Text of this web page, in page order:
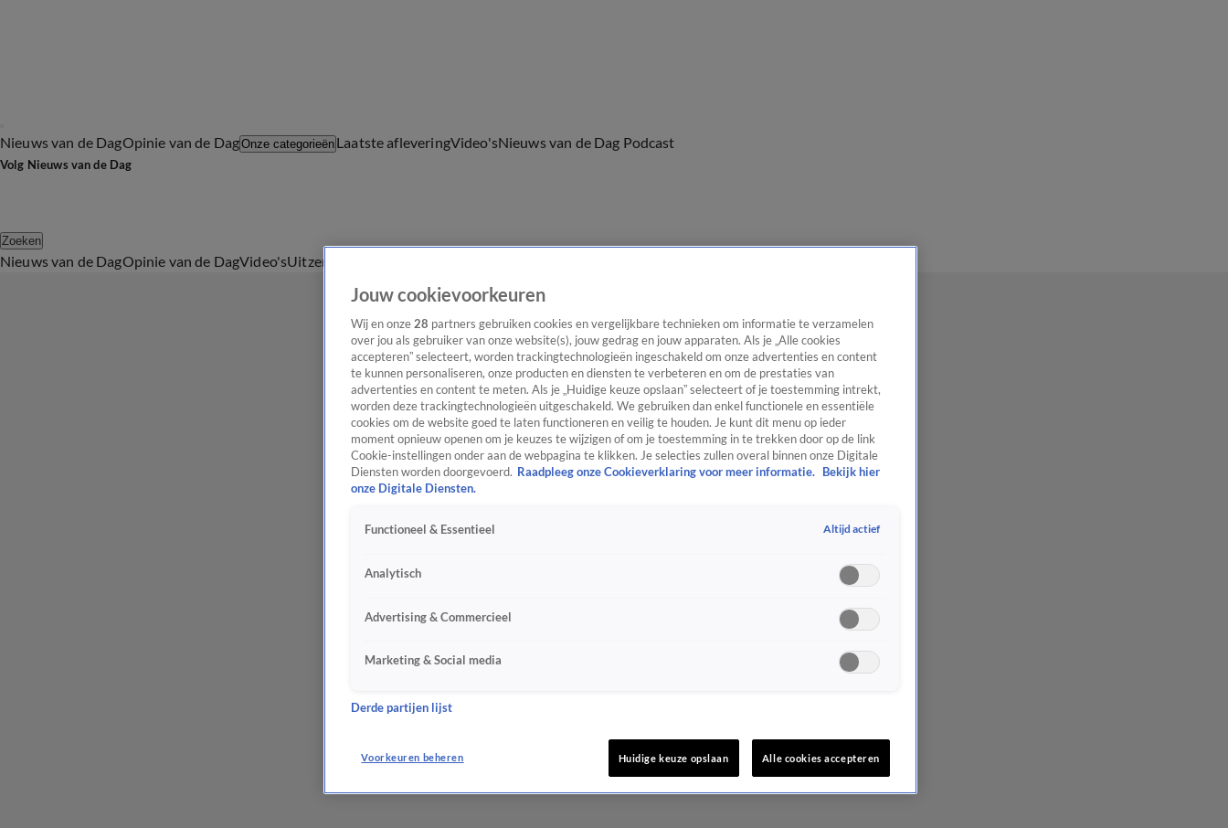
Nieuws van de DagOpinie van de DagOnze categorieën Laatste afleveringVideo'sNieuws van de Dag Podcast
Volg Nieuws van de Dag
Zoeken
Nieuws van de DagOpinie van de DagVideo'sUitzendingen
Jouw cookievoorkeuren
Wij en onze 28 partners gebruiken cookies en vergelijkbare technieken om informatie te verzamelen
over jou als gebruiker van onze website(s), jouw gedrag en jouw apparaten. Als je „Alle cookies
accepteren” selecteert, worden trackingtechnologieën ingeschakeld om onze advertenties en content
te kunnen personaliseren, onze producten en diensten te verbeteren en om de prestaties van
advertenties en content te meten. Als je „Huidige keuze opslaan” selecteert of je toestemming intrekt,
worden deze trackingtechnologieën uitgeschakeld. We gebruiken dan enkel functionele en essentiële
cookies om de website goed te laten functioneren en veilig te houden. Je kunt dit menu op ieder
moment opnieuw openen om je keuzes te wijzigen of om je toestemming in te trekken door op de link
Cookie-instellingen onder aan de webpagina te klikken. Je selecties zullen overal binnen onze Digitale
Diensten worden doorgevoerd. Raadpleeg onze Cookieverklaring voor meer informatie.
Bekijk hier
onze Digitale Diensten.
Functioneel & Essentieel Altijd actief
Analytisch
Advertising & Commercieel
Marketing & Social media
Derde partijen lijst
Voorkeuren beheren Huidige keuze opslaan Alle cookies accepteren